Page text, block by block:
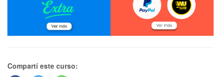
Compartí este curso: